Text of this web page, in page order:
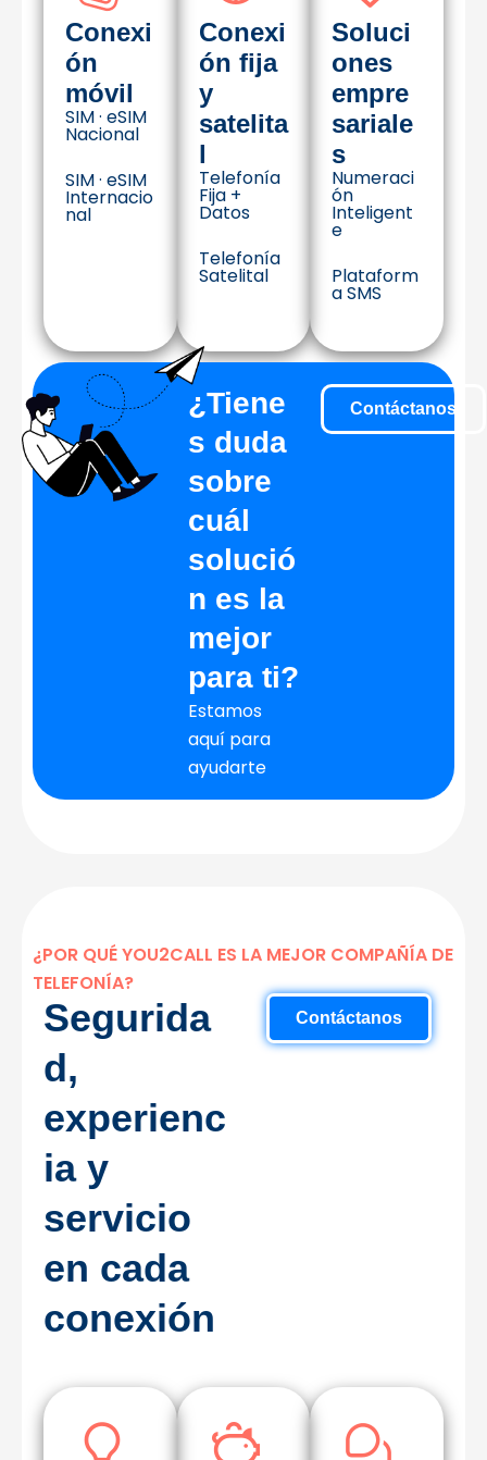
Conexi
ón
móvil
SIM · eSIM
Nacional
SIM · eSIM
Internacio
nal
Conexi
ón fija
y
satelita
l
Telefonía
Fija +
Datos
Telefonía
Satelital
Soluci
ones
empre
sariale
s
Numeraci
ón
Inteligent
e
Plataform
a SMS
¿Tiene
s duda
sobre
cuál
solució
n es la
mejor
para ti?
Estamos
aquí para
ayudarte
Contáctanos
¿POR QUÉ YOU2CALL ES LA MEJOR COMPAÑÍA DE
TELEFONÍA?
Segurida
d,
experienc
ia y
servicio
en cada
conexión
Contáctanos